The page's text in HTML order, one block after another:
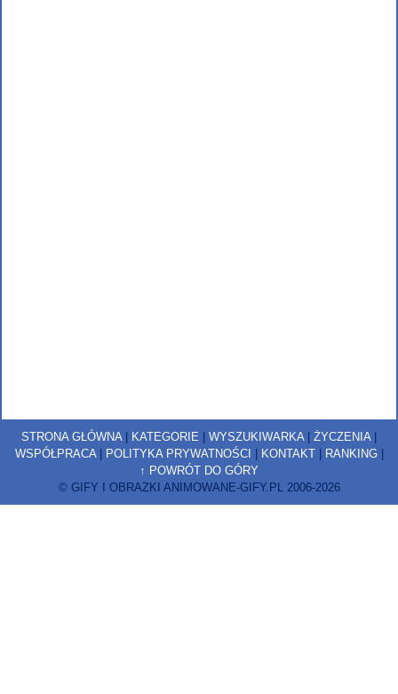
STRONA GŁÓWNA| KATEGORIE WYSZUKIWARKA| ŻYCZENIA|
WSPÓŁPRACA| POLITYKA PRYWATNOŚCI KONTAKT| RANKING|
↑ POWRÓT DO GÓRY
© GIFY I OBRAZKI ANIMOWANE-GIFY.PL 2006-2026